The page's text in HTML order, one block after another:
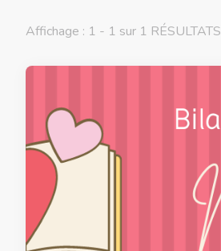
Affichage : 1 - 1 sur 1 RÉSULTATS